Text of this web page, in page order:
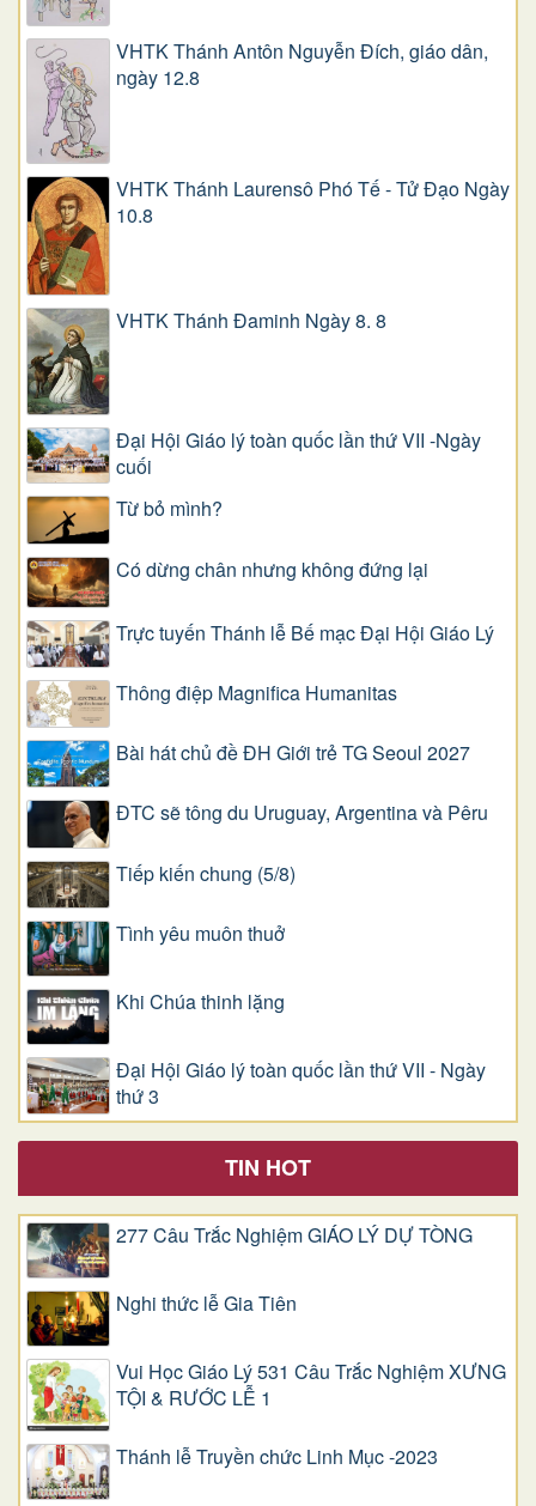
VHTK Thánh Antôn Nguyễn Ðích, giáo dân,
ngày 12.8
VHTK Thánh Laurensô Phó Tế - Tử Đạo Ngày
10.8
VHTK Thánh Đaminh Ngày 8. 8
Đại Hội Giáo lý toàn quốc lần thứ VII -Ngày
cuối
Từ bỏ mình?
Có dừng chân nhưng không đứng lại
Trực tuyến Thánh lễ Bế mạc Đại Hội Giáo Lý
Thông điệp Magnifica Humanitas
Bài hát chủ đề ĐH Giới trẻ TG Seoul 2027
ĐTC sẽ tông du Uruguay, Argentina và Pêru
Tiếp kiến chung (5/8)
Tình yêu muôn thuở
Khi Chúa thinh lặng
Đại Hội Giáo lý toàn quốc lần thứ VII - Ngày
thứ 3
TIN HOT
277 Câu Trắc Nghiệm GIÁO LÝ DỰ TÒNG
Nghi thức lễ Gia Tiên
Vui Học Giáo Lý 531 Câu Trắc Nghiệm XƯNG
TỘI & RƯỚC LỄ 1
Thánh lễ Truyền chức Linh Mục -2023